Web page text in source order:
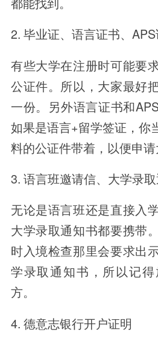
2. 毕业证、语言证书、
有些大学在注册时可能要
公证件。所以，大家最好
一份。另外语言证书和
如果是语言+留学签证，你
料的公证件带着，以便申请
3. 语言班邀请信、大学录
无论是语言班还是直接入
大学录取通知书都要携带
时入境检查那里会要求出
学录取通知书，所以记
方。
4. 德意志银行开户证明